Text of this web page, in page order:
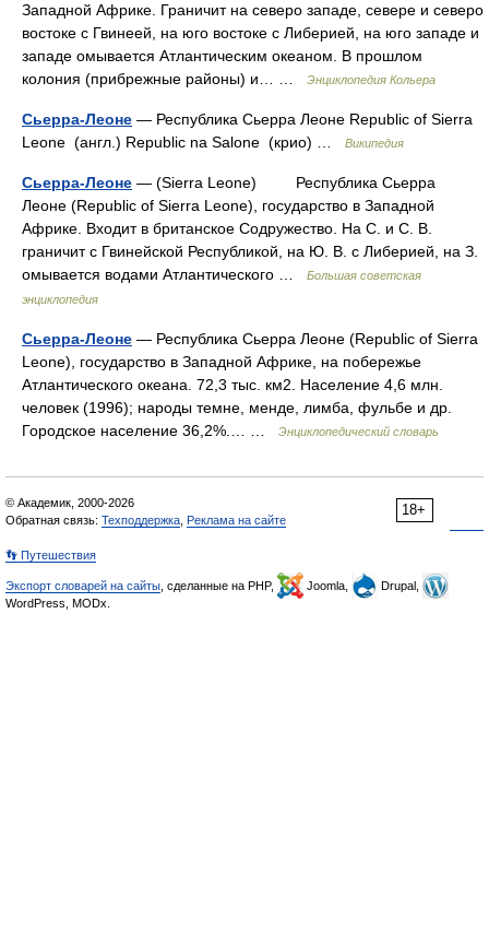
Западной Африке. Граничит на северо западе, севере и северо
востоке с Гвинеей, на юго востоке с Либерией, на юго западе и
западе омывается Атлантическим океаном. В прошлом
колония (прибрежные районы) и… …
Энциклопедия Кольера
Сьерра-Леоне — Республика Сьерра Леоне Republic of Sierra
Leone (англ.) Republic na Salone (крио) …
Википедия
Сьерра-Леоне — (Sierra Leone) Республика Сьерра
Леоне (Republic of Sierra Leone), государство в Западной
Африке. Входит в британское Содружество. На С. и С. В.
граничит с Гвинейской Республикой, на Ю. В. с Либерией, на З.
омывается водами Атлантического …
Большая советская
энциклопедия
Сьерра-Леоне — Республика Сьерра Леоне (Republic of Sierra
Leone), государство в Западной Африке, на побережье
Атлантического океана. 72,3 тыс. км2. Население 4,6 млн.
человек (1996); народы темне, менде, лимба, фульбе и др.
Городское население 36,2%.… …
Энциклопедический словарь
18+
© Академик, 2000-2026
Обратная связь: Техподдержка Реклама на сайте
👣 Путешествия
Экспорт словарей на сайты , сделанные на PHP, Joomla,
Drupal,
WordPress, MODx.